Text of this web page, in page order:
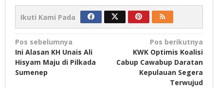
Ikuti Kami Pada
Navigasi
pos
Pos sebelumnya
Ini Alasan KH Unais Ali
Hisyam Maju di Pilkada
Sumenep
Pos berikutnya
KWK Optimis Koalisi
Cabup Cawabup Daratan
Kepulauan Segera
Terwujud